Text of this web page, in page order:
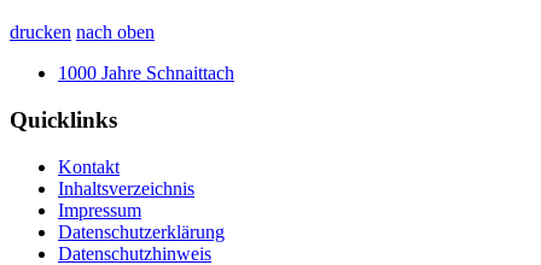
drucken nach oben
1000 Jahre Schnaittach
Quicklinks
Kontakt
Inhaltsverzeichnis
Impressum
Datenschutzerklärung
Datenschutzhinweis